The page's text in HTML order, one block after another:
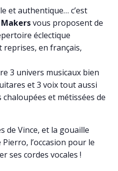
et authentique… c’est
Makersvous proposent de
éclectique
en français,
3 univers musicaux bien
et 3 voix tout aussi
et métissées de
de Vince, et la gouaille
l’occasion pour le
ses cordes vocales !